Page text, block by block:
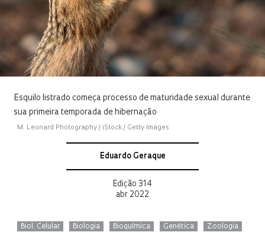
Esquilo listrado começa processo de maturidade sexual durante
sua primeira temporada de hibernação
M. Leonard Photography / iStock / Getty Images
Eduardo Geraque
Edição 314
abr 2022
Biol. Celular Biologia Bioquímica Genética Zoologia